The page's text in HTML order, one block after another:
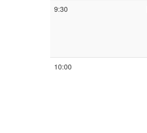
9:30
10:00